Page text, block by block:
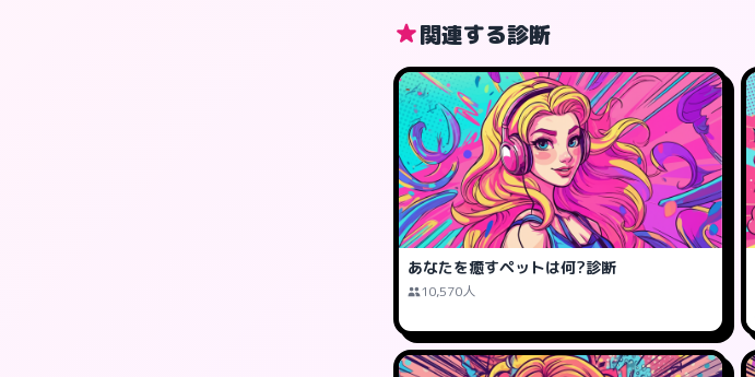
関連する診断
あなたを癒すペットは何?診断
10,570人